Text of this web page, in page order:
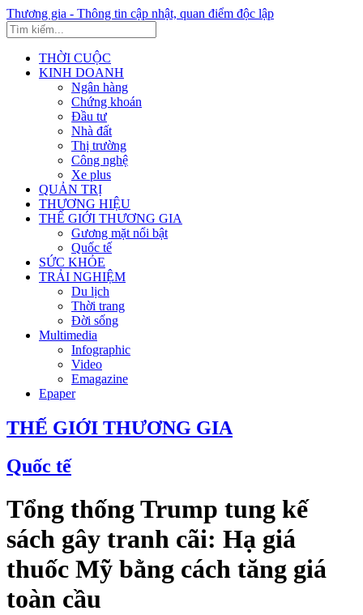
Thương gia - Thông tin cập nhật, quan điểm độc lập
THỜI CUỘC
KINH DOANH
Ngân hàng
Chứng khoán
Đầu tư
Nhà đất
Thị trường
Công nghệ
Xe plus
QUẢN TRỊ
THƯƠNG HIỆU
THẾ GIỚI THƯƠNG GIA
Gương mặt nổi bật
Quốc tế
SỨC KHỎE
TRẢI NGHIỆM
Du lịch
Thời trang
Đời sống
Multimedia
Infographic
Video
Emagazine
Epaper
THẾ GIỚI THƯƠNG GIA
Quốc tế
Tổng thống Trump tung kế
sách gây tranh cãi: Hạ giá
thuốc Mỹ bằng cách tăng giá
toàn cầu